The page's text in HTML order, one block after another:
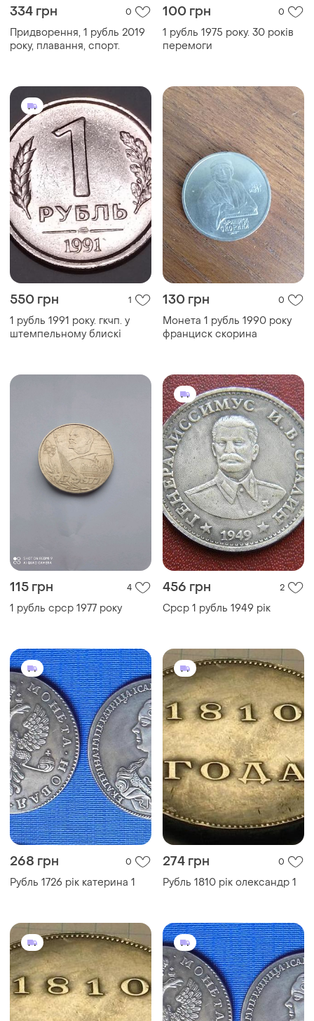
334 грн 0
Придворення, 1 рубль 2019
року, плавання, спорт.
100 грн 0
1 рубль 1975 року. 30 років
перемоги
550 грн 1
1 рубль 1991 року. гкчп. у
штемпельному блискі
130 грн 0
Монета 1 рубль 1990 року
франциск скорина
115 грн 4
1 рубль срср 1977 року
456 грн 2
Срср 1 рубль 1949 рік
268 грн 0
Рубль 1726 рік катерина 1
274 грн 0
Рубль 1810 рік олександр 1